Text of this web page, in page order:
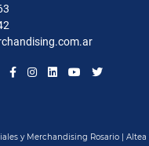
y Merchandising Rosario | Altea